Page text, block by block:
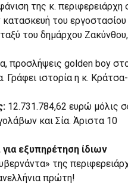
της κ. περιφερειάρχη
του
του δημάρχου
προσλήψεις golden boy
ιστορία η κ. Κράτσα-
12.731.784,62 ευρώ μόλις
και Σία. Άριστα 10
εξυπηρέτηση ίδιων
της
πρώτη!